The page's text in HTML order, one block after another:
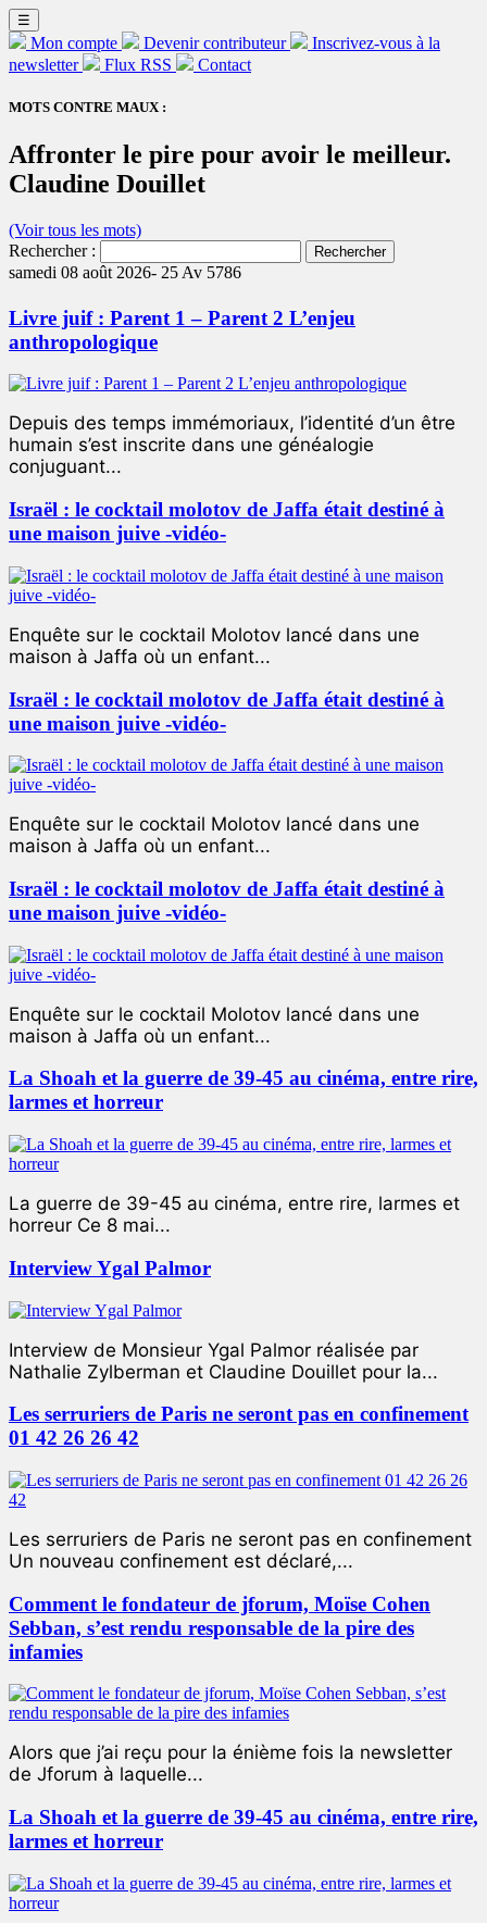
☰
Mon compte Devenir contributeur
Inscrivez-vous à la
newsletter
Flux RSS Contact
MOTS CONTRE MAUX :
Affronter le pire pour avoir le meilleur.
Claudine Douillet
(Voir tous les mots)
Rechercher :
samedi 08 août 2026- 25 Av 5786
Livre juif : Parent 1 – Parent 2 L’enjeu
anthropologique
Depuis des temps immémoriaux, l’identité d’un être
humain s’est inscrite dans une généalogie
conjuguant...
Israël : le cocktail molotov de Jaffa était destiné à
une maison juive -vidéo-
Enquête sur le cocktail Molotov lancé dans une
maison à Jaffa où un enfant...
Israël : le cocktail molotov de Jaffa était destiné à
une maison juive -vidéo-
Enquête sur le cocktail Molotov lancé dans une
maison à Jaffa où un enfant...
Israël : le cocktail molotov de Jaffa était destiné à
une maison juive -vidéo-
Enquête sur le cocktail Molotov lancé dans une
maison à Jaffa où un enfant...
La Shoah et la guerre de 39-45 au cinéma, entre rire,
larmes et horreur
La guerre de 39-45 au cinéma, entre rire, larmes et
horreur Ce 8 mai...
Interview Ygal Palmor
Interview de Monsieur Ygal Palmor réalisée par
Nathalie Zylberman et Claudine Douillet pour la...
Les serruriers de Paris ne seront pas en confinement
01 42 26 26 42
Les serruriers de Paris ne seront pas en confinement
Un nouveau confinement est déclaré,...
Comment le fondateur de jforum, Moïse Cohen
Sebban, s’est rendu responsable de la pire des
infamies
Alors que j’ai reçu pour la énième fois la newsletter
de Jforum à laquelle...
La Shoah et la guerre de 39-45 au cinéma, entre rire,
larmes et horreur